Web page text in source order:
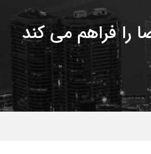
را فراهم می کند